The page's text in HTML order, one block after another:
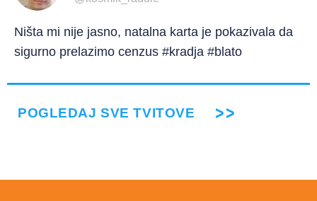
Ništa mi nije jasno, natalna karta je pokazivala da
sigurno prelazimo cenzus #kradja #blato
POGLEDAJ SVE TVITOVE